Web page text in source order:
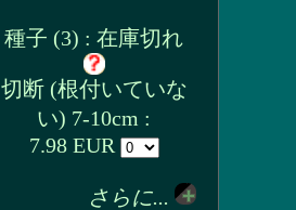
種子 (3) : 在庫切れ
切断 (根付いていな
い) 7-10cm :
7.98 EUR
さらに...